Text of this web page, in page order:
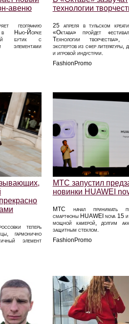
авеню
географию
в Нью-Йорке
бутик с
элементами
технологии
25 апреля в тульском
«Октава» пройдет
Технологии творчества»,
экспертов из сфер литературы,
и игровой индустрии.
FashionPromo
теперь
гармонично
элемент
МТС запустил
новинки HUAWEI
МТС начал принимать
смартфоны HUAWEI nova 15
мощной камерой, долгим
защитным стеклом.
FashionPromo